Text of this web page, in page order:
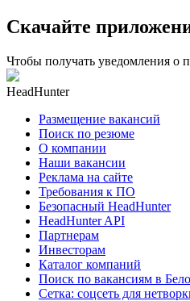
Скачайте
Чтобы получать уведомления о
HeadHunter
Размещение вакансий
Поиск по резюме
О компании
Наши вакансии
Реклама на сайте
Требования к ПО
Безопасный HeadHunter
HeadHunter API
Партнерам
Инвесторам
Каталог компаний
Поиск по вакансиям в
Сетка: соцсеть для